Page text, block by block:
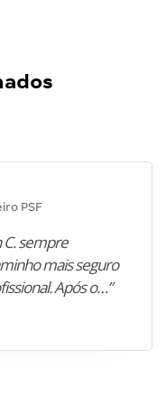
PSF
C. sempre
mais seguro
Após o…”